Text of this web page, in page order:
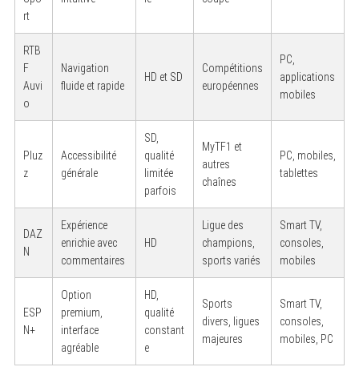
rt
RTB
F
Auvi
o
Navigation
fluide et rapide
HD et SD
Compétitions
européennes
PC,
applications
mobiles
Pluz
z
Accessibilité
générale
SD,
qualité
limitée
parfois
MyTF1 et
autres
chaînes
PC, mobiles,
tablettes
DAZ
N
Expérience
enrichie avec
commentaires
HD
Ligue des
champions,
sports variés
Smart TV,
consoles,
mobiles
ESP
N+
Option
premium,
interface
agréable
HD,
qualité
constant
e
Sports
divers, ligues
majeures
Smart TV,
consoles,
mobiles, PC